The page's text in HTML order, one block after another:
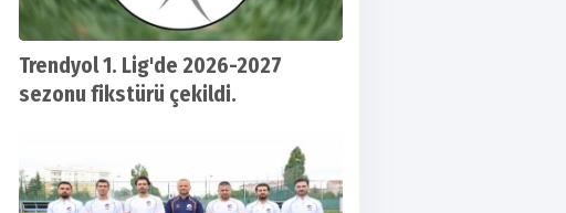
Trendyol 1. Lig'de 2026-2027
sezonu fikstürü çekildi.